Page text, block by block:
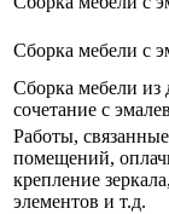
Сборка мебели с
Сборка мебели из
сочетание с
Работы,
помещений,
крепление
элементов и т.д.